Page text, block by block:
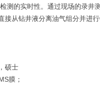
测的实时性。通过现场的录井
接从钻井液分离油气组分并进
硕士
膜；